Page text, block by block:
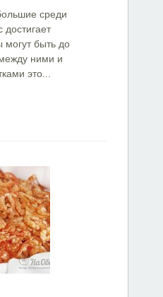
среди
достигает
могут быть до
ними и
это...